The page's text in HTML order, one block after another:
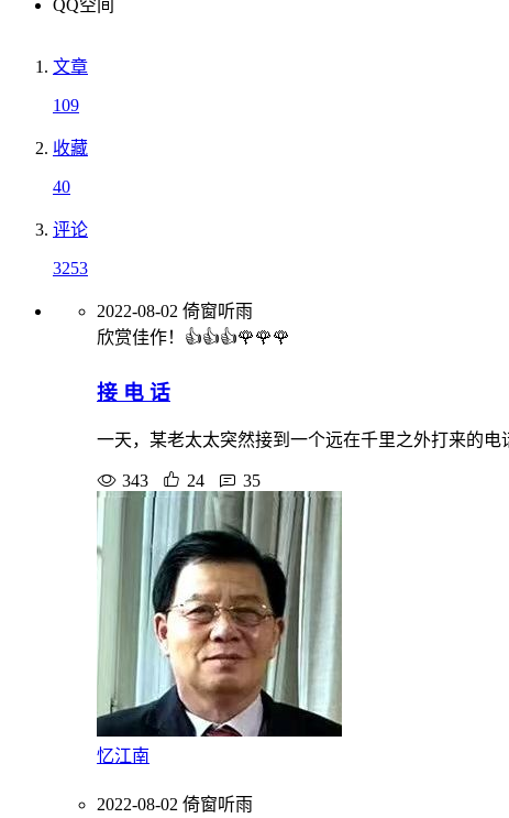
QQ空间
文章
109
收藏
40
评论
3253
2022-08-02 倚窗听雨
欣赏佳作！👍👍👍🌹🌹🌹
接 电 话
一天，某老太太突然接到一个远在千里之外打来的
343 24 35
忆江南
2022-08-02 倚窗听雨